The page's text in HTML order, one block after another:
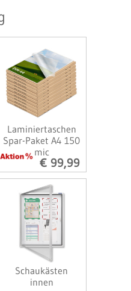
Laminiertaschen
Spar-Paket A4 150
mic
€ 99,99
Schaukästen
innen